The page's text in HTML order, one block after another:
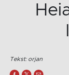
Tekst: orjan